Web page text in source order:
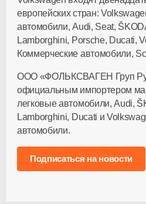
европейских стран:
автомобили, Audi, Seat,
Lamborghini, Porsche, Ducati,
Коммерческие автомобили,
ООО «ФОЛЬКСВАГЕН Груп
официальным импортером
легковые автомобили, Audi,
Lamborghini, Ducati и
автомобили.
Подписаться на новости